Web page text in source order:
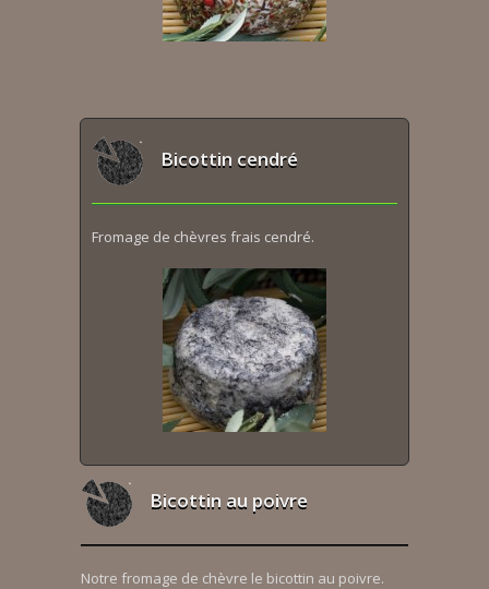
Bicottin cendré
Fromage de chèvres frais cendré.
Bicottin au poivre
Notre fromage de chèvre le bicottin au poivre.